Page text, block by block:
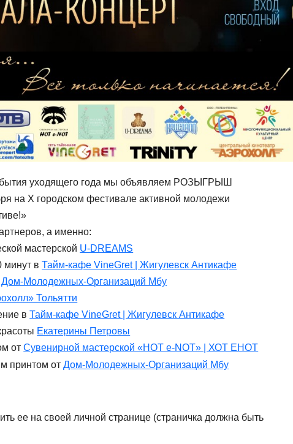
уходящего года мы объявляем РОЗЫГРЫШ
на X городском фестивале активной молодежи
а именно:
мастерской U-DREAMS
минут вТайм-кафе VineGret | Жигулевск Антикафе
Дом-Молодежных-Организаций Мбу
Тольятти
вТайм-кафе VineGret | Жигулевск Антикафе
Екатерины Петровы
отСувенирной мастерской «HOT e-NOT» | ХОТ ЕНОТ
принтом отДом-Молодежных-Организаций Мбу
ее на своей личной странице (страничка должна быть